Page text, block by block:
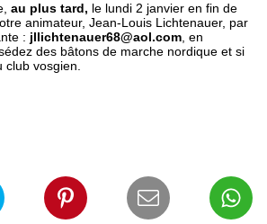
au plus tard, le lundi 2 janvier en fin de
animateur, Jean-Louis Lichtenauer, par
: jllichtenauer68@aol.com , en
des bâtons de marche nordique et si
vosgien.